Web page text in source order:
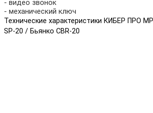
- видео звонок
- механический ключ
Технические характеристики КИБЕР ПРО
SP-20 / Бьянко CBR-20